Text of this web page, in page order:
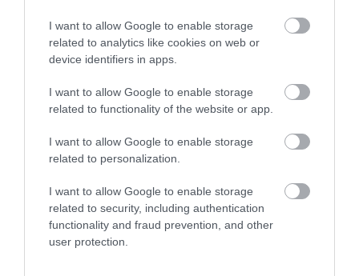
I want to allow Google to enable storage
related to analytics like cookies on web or
device identifiers in apps.
I want to allow Google to enable storage
related to functionality of the website or app.
I want to allow Google to enable storage
related to personalization.
I want to allow Google to enable storage
related to security, including authentication
functionality and fraud prevention, and other
user protection.
ÉLELMISZER